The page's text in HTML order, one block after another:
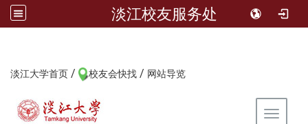
淡江校友服务处
淡江大学首页 / 校友会快找 / 网站导览
Toggle